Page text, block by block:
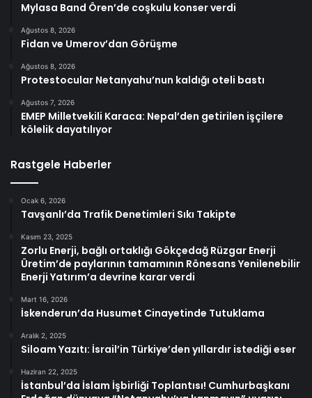
Mylasa Band Ören’de coşkulu konser verdi
Ağustos 8, 2026
Fidan ve Umerov’dan Görüşme
Ağustos 8, 2026
Protestocular Netanyahu’nun kaldığı oteli bastı
Ağustos 7, 2026
EMEP Milletvekili Karaca: Nepal’den getirilen işçilere
kölelik dayatılıyor
Rastgele Haberler
Ocak 6, 2026
Tavşanlı’da Trafik Denetimleri Sıkı Takipte
Kasım 23, 2025
Zorlu Enerji, bağlı ortaklığı Gökçedağ Rüzgar Enerji
Üretim’de paylarının tamamının Rönesans Yenilenebilir
Enerji Yatırım’a devrine karar verdi
Mart 16, 2026
İskenderun’da Husumet Cinayetinde Tutuklama
Aralık 2, 2025
Siloam Yazıtı: İsrail’in Türkiye’den yıllardır istediği eser
Haziran 22, 2025
İstanbul’da İslam İşbirliği Toplantısı! Cumhurbaşkanı